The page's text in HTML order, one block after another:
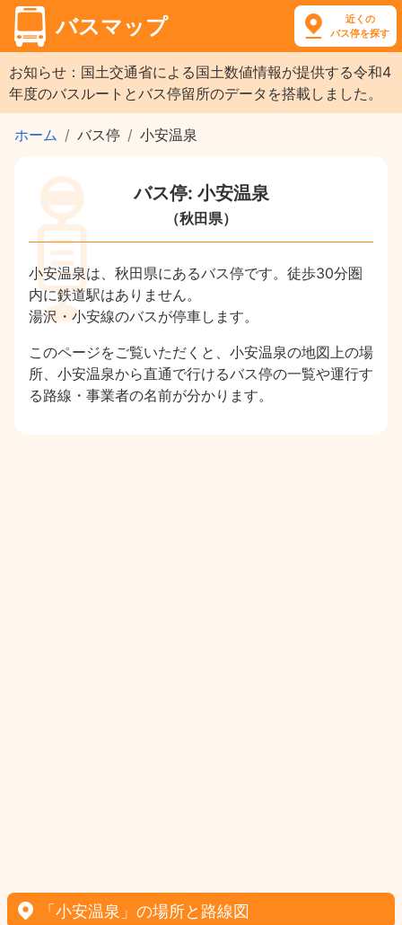
バスマップ
近くの
バス停を探す
お知らせ：国土交通省による国土数値情報が提供する令和4
年度のバスルートとバス停留所のデータを搭載しました。
ホーム バス停 小安温泉
バス停: 小安温泉
（秋田県）
小安温泉は、秋田県にあるバス停です。徒歩30分圏
内に鉄道駅はありません。
湯沢・小安線のバスが停車します。
このページをご覧いただくと、小安温泉の地図上の場
所、小安温泉から直通で行けるバス停の一覧や運行す
る路線・事業者の名前が分かります。
「小安温泉」の場所と路線図